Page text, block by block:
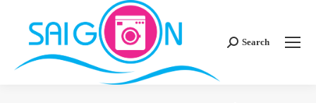
Search:
Search